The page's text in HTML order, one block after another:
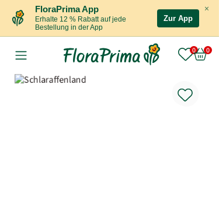
×
FloraPrima App
Erhalte 12 % Rabatt auf jede
Bestellung in der App
Zur App